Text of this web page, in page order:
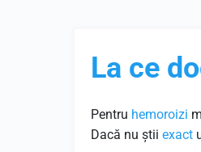
La ce
Pentru hemoroizi
Dacă nu știi exact